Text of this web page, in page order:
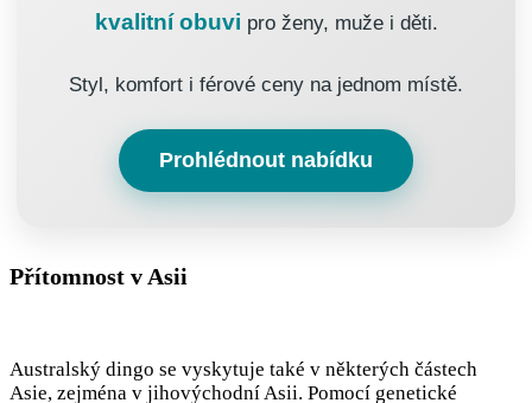
kvalitní obuvi pro ženy, muže i děti.
Styl, komfort i férové ceny na jednom místě.
Prohlédnout nabídku
Přítomnost v Asii
Australský dingo se vyskytuje také v některých částech
Asie, zejména v jihovýchodní Asii. Pomocí genetické